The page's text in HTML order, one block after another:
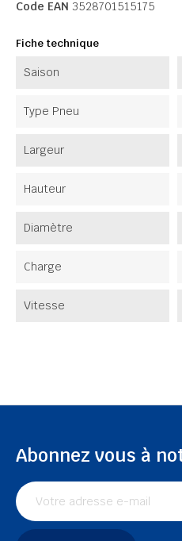
Code EAN 3528701515175
Fiche technique
Saison
Type Pneu
Largeur
Hauteur
Diamètre
Charge
Vitesse
Abonnez vous à